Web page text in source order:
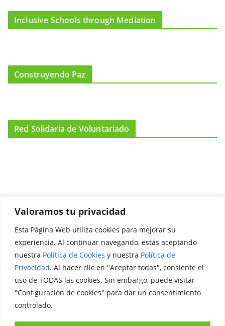
Valoramos tu privacidad
Esta Página Web utiliza cookies para mejorar su
experiencia. Al continuar navegando, estás aceptando
nuestra Política de Cookies y nuestra Política de
Privacidad. Al hacer clic en "Aceptar todas", consiente el
uso de TODAS las cookies. Sin embargo, puede visitar
"Configuración de cookies" para dar un consentimiento
controlado.
Inclusive Schools through Mediation
Construyendo Paz
Red Solidaria de Voluntariado
Promociónate
Legal
Aviso Legal
Política de Privacidad
Política de Cookies